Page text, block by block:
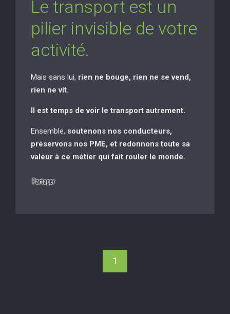
Le transport est un
pilier invisible de votre
activité.
Mais sans lui, rien ne bouge, rien ne se vend,
rien ne vit.
Il est temps de voir le transport autrement.
Ensemble, soutenons nos conducteurs,
préservons nos PME, et redonnons toute sa
valeur à ce métier qui fait rouler le monde.
1